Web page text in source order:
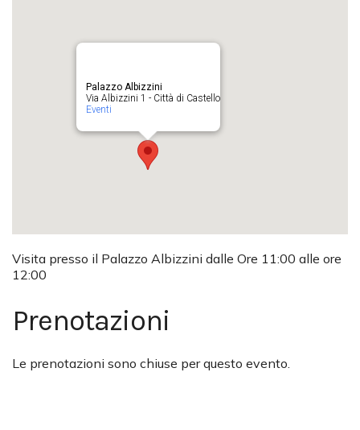
Palazzo Albizzini
Via Albizzini 1 - Città di Castello
Eventi
Visita presso il Palazzo Albizzini dalle Ore 11:00 alle ore
12:00
Prenotazioni
Le prenotazioni sono chiuse per questo evento.